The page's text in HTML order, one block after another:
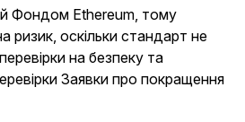
Фондом Ethereum, тому
ризик, оскільки стандарт не
на безпеку та
Заявки про покращення